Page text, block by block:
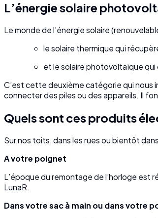
L’énergie solaire
Le monde de l’énergie solaire
le solaire thermique qui
et le solaire photovoltaïque qui
C’est cette deuxième catégorie qui nous
connecter des piles ou des appareils. Il
Quels sont ces produits
Sur nos toits, dans les rues ou bientôt
A votre poignet
L’époque du remontage de l’horloge est
LunaR.
Dans votre sac à main ou dans votre